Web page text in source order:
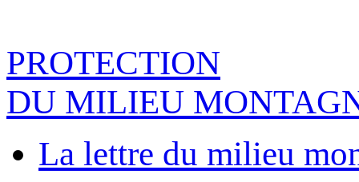
PROTECTION
DU MILIEU
La lettre du milieu